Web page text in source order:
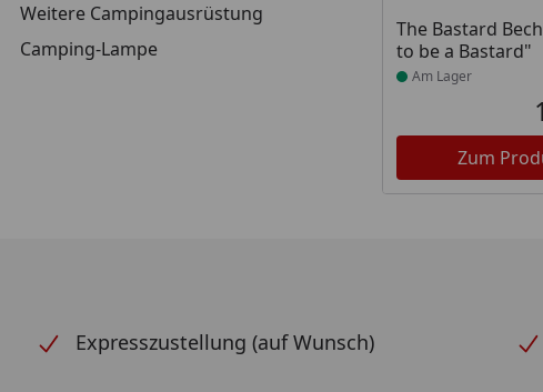
Weitere Campingausrüstung
Camping-Lampe
The Bastard
to be a Bastard"
Produkt am
Am Lager
Zum
Expresszustellung (auf Wunsch)